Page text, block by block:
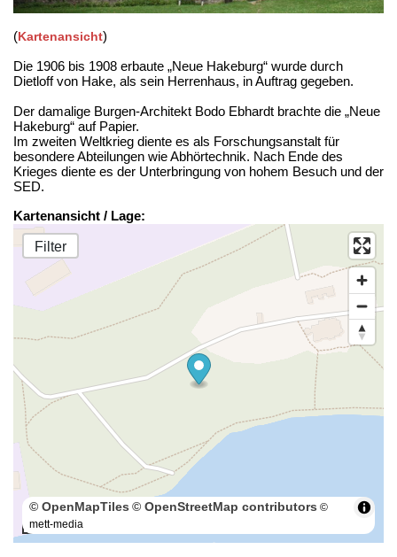
(Kartenansicht)
Die 1906 bis 1908 erbaute „Neue Hakeburg“ wurde durch
Dietloff von Hake, als sein Herrenhaus, in Auftrag gegeben.
Der damalige Burgen-Architekt Bodo Eb­hardt brachte die „Neue
Hakeburg“ auf Papier.
Im zweiten Weltkrieg diente es als Forschungsanstalt für
besondere Abteilungen wie Abhörtechnik. Nach Ende des
Krieges diente es der Unterbringung von hohem Besuch und der
SED.
Kartenansicht / Lage:
Filter
100 m
© OpenMapTiles © OpenStreetMap contributors ©
mett-media